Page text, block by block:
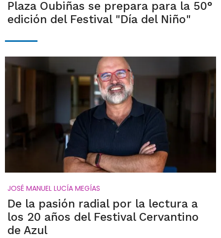
Plaza Oubiñas se prepara para la 50°
edición del Festival "Día del Niño"
JOSÉ MANUEL LUCÍA MEGÍAS
De la pasión radial por la lectura a
los 20 años del Festival Cervantino
de Azul